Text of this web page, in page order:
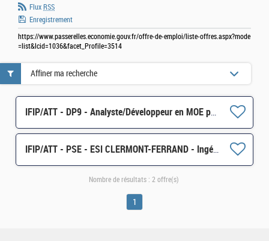
Flux RSS
Enregistrement
https://www.passerelles.economie.gouv.fr/offre-de-emploi/liste-offres.aspx?mode
=list&lcid=1036&facet_Profile=3514
IFIP/ATT - DP9 - Analyste/Développeur en MOE pour le projet EAIV2 Échanges de données H/F
IFIP/ATT - PSE - ESI CLERMONT-FERRAND - Ingénieur OPS H/F
Affiner ma recherche
Nombre de résultats : 2 offre(s)
1